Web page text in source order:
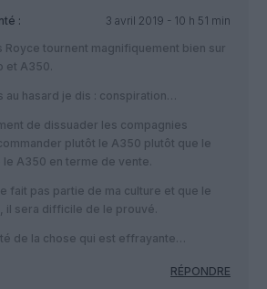
:
3 avril 2019 - 10 h 51 min
Royce tournent magnifiquement bien sur
et A350.
au hasard je dis : conspiration…
de dissuader les compagnies
plutôt le A350 plutôt que le
le A350 en terme de vente.
fait pas partie de ma culture et que le
il sera difficile de le prouvé.
de la chose qui est effrayante…
RÉPONDRE